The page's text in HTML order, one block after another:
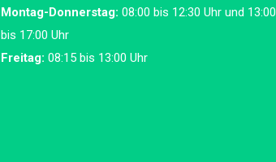
Montag-Donnerstag: 08:00 bis 12:30 Uhr und 13:00
bis 17:00 Uhr
Freitag: 08:15 bis 13:00 Uhr